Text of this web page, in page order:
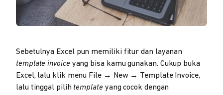
Sebetulnya Excel pun memiliki fitur dan layanan
template invoice yang bisa kamu gunakan. Cukup buka
Excel, lalu klik menu File → New → Template Invoice,
lalu tinggal pilih template yang cocok dengan